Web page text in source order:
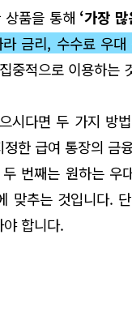
품을 통해 ‘가장
금리, 수수료 우대
중적으로 이용하는
시다면 두 가지 방
정한 급여 통장의 금
두 번째는 원하는 우
맞추는 것입니다. 단
합니다.